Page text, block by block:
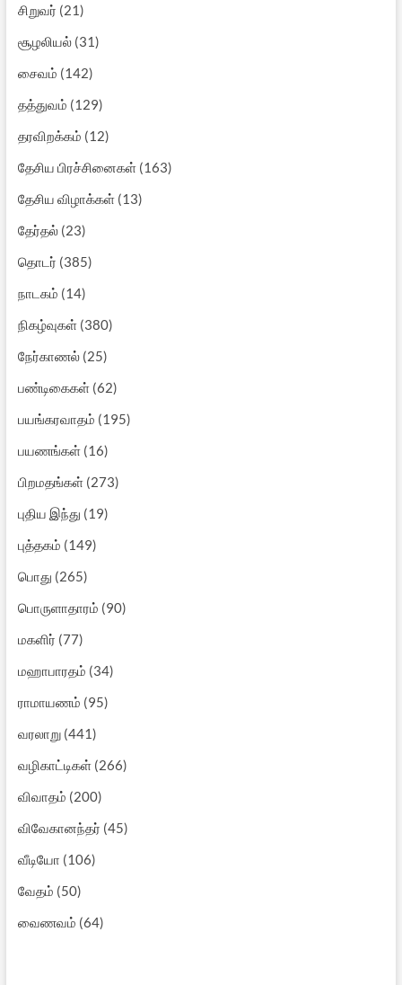
சிறுவர் (21)
சூழலியல்(31)
சைவம் (142)
தத்துவம் (129)
தரவிறக்கம் (12)
தேசிய பிரச்சினைகள்(163)
தேசிய விழாக்கள்(13)
தேர்தல்(23)
தொடர் (385)
நாடகம் (14)
நிகழ்வுகள்(380)
நேர்காணல்(25)
பண்டிகைகள்(62)
பயங்கரவாதம் (195)
பயணங்கள்(16)
பிறமதங்கள்(273)
புதிய இந்து (19)
புத்தகம் (149)
பொது (265)
பொருளாதாரம் (90)
மகளிர் (77)
மஹாபாரதம் (34)
ராமாயணம் (95)
வரலாறு(441)
வழிகாட்டிகள்(266)
விவாதம் (200)
விவேகானந்தர் (45)
வீடியோ (106)
வேதம் (50)
வைணவம் (64)